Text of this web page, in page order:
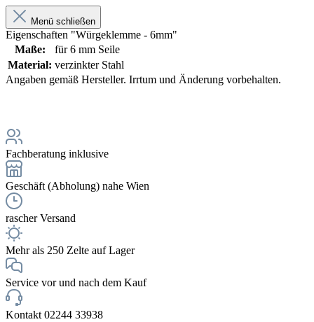
Menü schließen
Eigenschaften "Würgeklemme - 6mm"
Maße:
für 6 mm Seile
Material: verzinkter Stahl
Angaben gemäß Hersteller. Irrtum und Änderung vorbehalten.
Fachberatung inklusive
Geschäft (Abholung) nahe Wien
rascher Versand
Mehr als 250 Zelte auf Lager
Service vor und nach dem Kauf
Kontakt 02244 33938